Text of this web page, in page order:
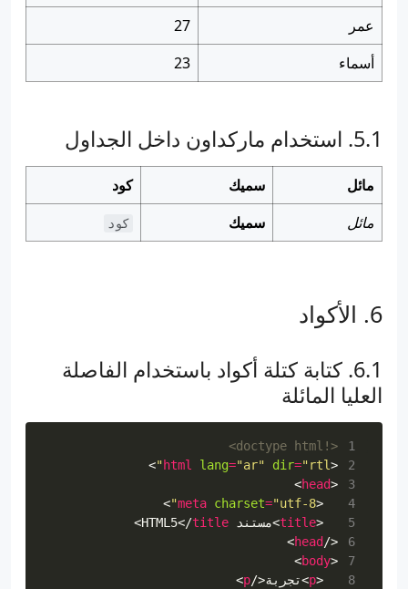
عمر
27
أسماء
23
استخدام ماركداون داخل الجداول
مائل سميك
كود
مائل
سميك كود
الأكواد
كتابة كتلة أكواد باستخدام الفاصلة
العليا المائلة
<!doctype html>
<
html lang="ar" dir="rtl"
>
<
head
>
<
meta charset="utf-8"
>
<
title
>مستند HTML5 </title
>
</
head
>
<
body
>
<
p
>تجربة</
p
>